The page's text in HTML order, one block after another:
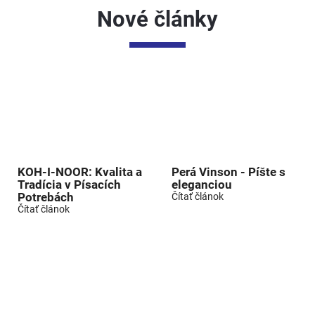
Nové články
KOH-I-NOOR: Kvalita a
Tradícia v Písacích
Potrebách
Čítať článok
Perá Vinson - Píšte s
eleganciou
Čítať článok